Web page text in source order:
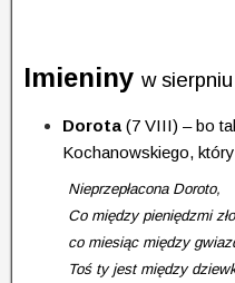
Imieniny w sierpniu
Dorota (7 VIII) – bo
Kochanowskiego,
Nieprzepłacona Doroto,
Co między pieniędzmi
co miesiąc między
Toś ty jest między